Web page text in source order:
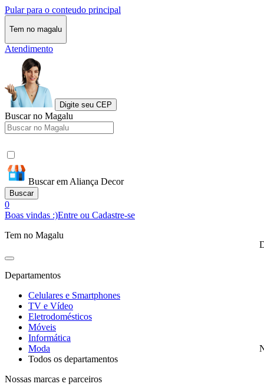
Pular para o conteudo principal
Tem no magalu
Atendimento
Digite seu CEP
Buscar no Magalu
Buscar em Aliança Decor
Buscar
0
Boas vindas :)Entre ou Cadastre-se
Tem no Magalu
Departamentos
Celulares e Smartphones
TV e Vídeo
Eletrodomésticos
Móveis
Informática
Moda
Todos os departamentos
Nossas marcas e parceiros